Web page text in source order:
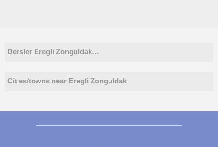
Dersler Eregli Zonguldak…
Cities/towns near Eregli Zonguldak